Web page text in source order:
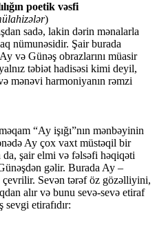
poetik vəsfi
)
sadə, lakin dərin mənalarla
nümunəsidir. Şair burada
və Günəş obrazlarını müasir
təbiət hadisəsi kimi deyil,
mənəvi harmoniyanın rəmzi
“Ay işığı”nın mənbəyinin
Ay çox vaxt müstəqil bir
şair elmi və fəlsəfi həqiqəti
gəlir. Burada Ay –
çevrilir. Sevən tərəf öz gözəlliyini,
alır və bunu sevə-sevə etiraf
etirafıdır: